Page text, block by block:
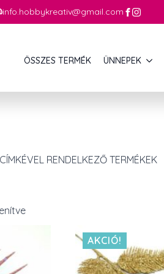
info.hobbykreativ@gmail.com
ÖSSZES TERMÉK ÜNNEPEK
RENDELKEZŐ TERMÉKEK
AKCIÓ!